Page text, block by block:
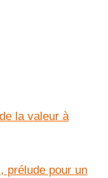
la valeur à
prélude pour un